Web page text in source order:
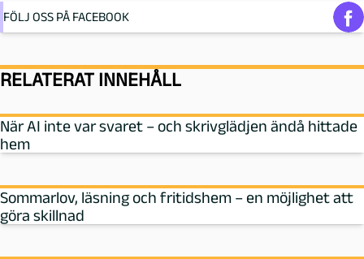
FÖLJ OSS PÅ FACEBOOK
RELATERAT INNEHÅLL
När AI inte var svaret – och skrivglädjen ändå hittade
hem
Sommarlov, läsning och fritidshem – en möjlighet att
göra skillnad